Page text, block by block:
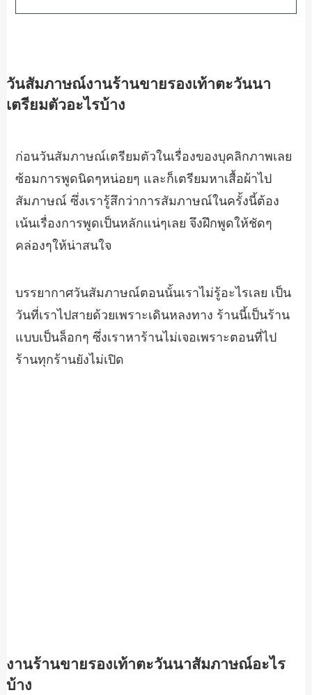
วันสัมภาษณ์งานร้านขายรองเท้าตะวันนา
เตรียมตัวอะไรบ้าง
ก่อนวันสัมภาษณ์เตรียมตัวในเรื่องของบุคลิกภาพเลย
ซ้อมการพูดนิดๆหน่อยๆ และก็เตรียมหาเสื้อผ้าไป
สัมภาษณ์ ซึ่งเรารู้สึกว่าการสัมภาษณ์ในครั้งนี้ต้อง
เน้นเรื่องการพูดเป็นหลักแน่ๆเลย จึงฝึกพูดให้ชัดๆ
คล่องๆให้น่าสนใจ
บรรยากาศวันสัมภาษณ์ตอนนั้นเราไม่รู้อะไรเลย เป็น
วันที่เราไปสายด้วยเพราะเดินหลงทาง ร้านนี้เป็นร้าน
แบบเป็นล็อกๆ ซึ่งเราหาร้านไม่เจอเพราะตอนที่ไป
ร้านทุกร้านยังไม่เปิด
งานร้านขายรองเท้าตะวันนาสัมภาษณ์อะไร
บ้าง